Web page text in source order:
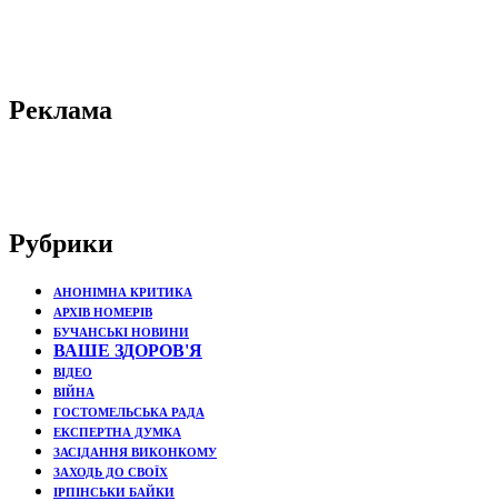
Реклама
Рубрики
АНОНІМНА КРИТИКА
АРХІВ НОМЕРІВ
БУЧАНСЬКІ НОВИНИ
ВАШЕ ЗДОРОВ'Я
ВІДЕО
ВІЙНА
ГОСТОМЕЛЬСЬКА РАДА
ЕКСПЕРТНА ДУМКА
ЗАСІДАННЯ ВИКОНКОМУ
ЗАХОДЬ ДО СВОЇХ
ІРПІНСЬКИ БАЙКИ